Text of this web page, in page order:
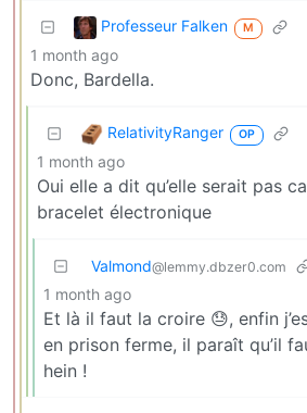
Professeur Falken M
1 month ago
Donc, Bardella.
RelativityRanger OP
1 month ago
Oui elle a dit qu’elle serait pas
bracelet électronique
Valmond@lemmy.dbzer0.com
1 month ago
Et là il faut la croire 😓, enfin
en prison ferme, il paraît qu’il
hein !